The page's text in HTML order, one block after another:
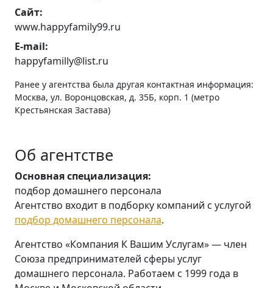
Сайт:
www.happyfamily99.ru
E-mail:
happyfamilly@list.ru
Ранее у агентства была другая контактная информация:
Москва, ул. Воронцовская, д. 35Б, корп. 1 (метро
Крестьянская Застава)
Об агентстве
Основная специализация:
подбор домашнего персонала
Агентство входит в подборку компаний с услугой
подбор домашнего персонала.
Агентство «Компания К Вашим Услугам» — член
Союза предпринимателей сферы услуг
домашнего персонала. Работаем с 1999 года в